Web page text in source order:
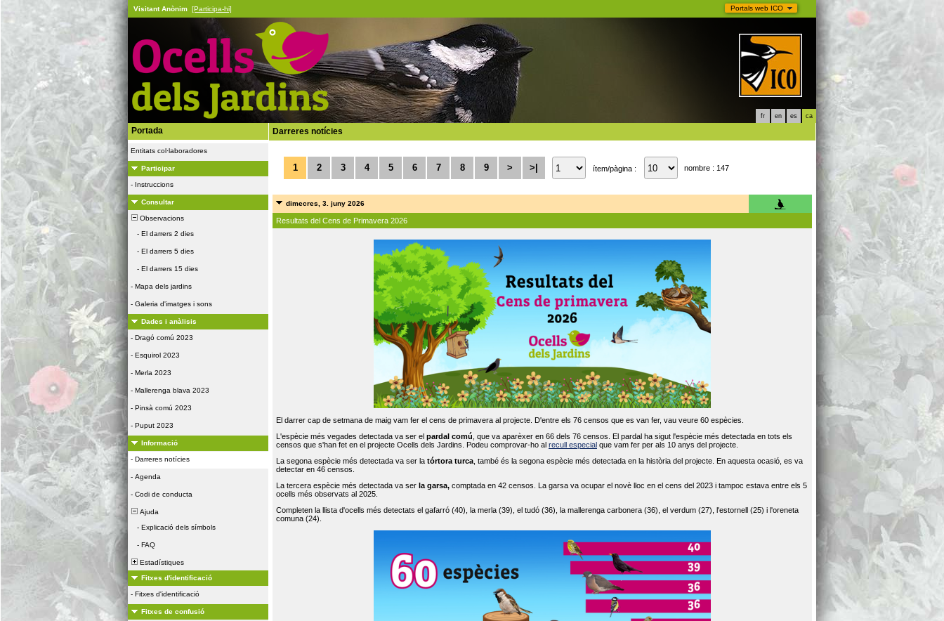
Portals web ICO
Visitant Anònim [Participa-hi]
fr en es ca
Portada
Entitats col·laboradores
Participar
- Instruccions
Consultar
Observacions
- El darrers 2 dies
- El darrers 5 dies
- El darrers 15 dies
- Mapa dels jardins
- Galeria d'imatges i sons
Dades i anàlisis
- Dragó comú 2023
- Esquirol 2023
- Merla 2023
- Mallerenga blava 2023
- Pinsà comú 2023
- Puput 2023
Informació
- Darreres notícies
- Agenda
- Codi de conducta
Ajuda
- Explicació dels símbols
- FAQ
Estadístiques
Fitxes d'identificació
- Fitxes d'identificació
Fitxes de confusió
Darreres notícies
1 2 3 4 5 6 7 8 9 > >| ítem/pàgina : nombre : 147
dimecres, 3. juny 2026
Resultats del Cens de Primavera 2026
El darrer cap de setmana de maig vam fer el cens de primavera al projecte. D'entre els 76 censos que es van fer, vau veure 60 espècies.
L'espècie més vegades detectada va ser el pardal comú , que va aparèxer en 66 dels 76 censos. El pardal ha sigut l'espècie més detectada en tots els
censos que s'han fet en el projecte Ocells dels Jardins. Podeu comprovar-ho al recull especial que vam fer per als 10 anys del projecte.
La segona espècie més detectada va ser la tórtora turca , també és la segona espècie més detectada en la història del projecte. En aquesta ocasió, es va
detectar en 46 censos.
La tercera espècie més detectada va ser la garsa, comptada en 42 censos. La garsa va ocupar el novè lloc en el cens del 2023 i tampoc estava entre els 5
ocells més observats al 2025.
Completen la llista d'ocells més detectats el gafarró (40), la merla (39), el tudó (36), la mallerenga carbonera (36), el verdum (27), l'estornell (25) i l'oreneta
comuna (24).